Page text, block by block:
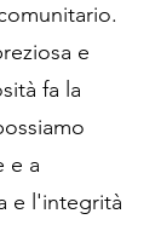
e
fa la
e a
e l'integrità